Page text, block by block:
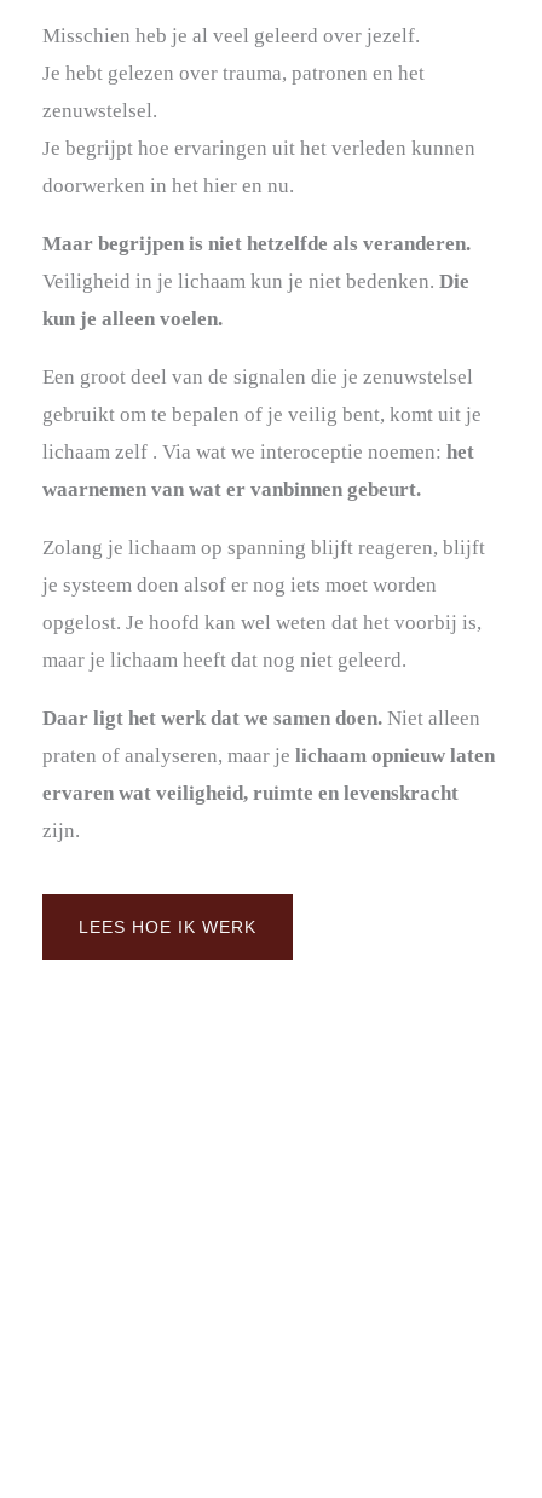
Misschien heb je al veel geleerd over jezelf.
Je hebt gelezen over trauma, patronen en het
zenuwstelsel.
Je begrijpt hoe ervaringen uit het verleden kunnen
doorwerken in het hier en nu.
Maar begrijpen is niet hetzelfde als veranderen.
Veiligheid in je lichaam kun je niet bedenken. Die
kun je alleen voelen.
Een groot deel van de signalen die je zenuwstelsel
gebruikt om te bepalen of je veilig bent, komt uit je
lichaam zelf . Via wat we interoceptie noemen: het
waarnemen van wat er vanbinnen gebeurt.
Zolang je lichaam op spanning blijft reageren, blijft
je systeem doen alsof er nog iets moet worden
opgelost. Je hoofd kan wel weten dat het voorbij is,
maar je lichaam heeft dat nog niet geleerd.
Daar ligt het werk dat we samen doen. Niet alleen
praten of analyseren, maar je lichaam opnieuw laten
ervaren wat veiligheid, ruimte en levenskracht
zijn.
LEES HOE IK WERK